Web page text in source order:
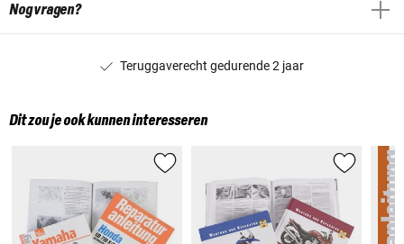
Nog vragen?
Teruggaverecht gedurende 2 jaar
Dit zou je ook kunnen interesseren